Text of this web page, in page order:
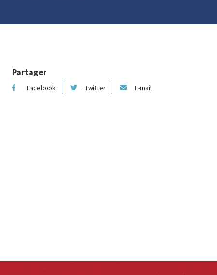
Partager
Facebook Twitter E-mail